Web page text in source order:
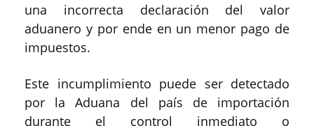
una incorrecta declaración del valor
aduanero y por ende en un menor pago de
impuestos.
Este incumplimiento puede ser detectado
por la Aduana del país de importación
durante el control inmediato o